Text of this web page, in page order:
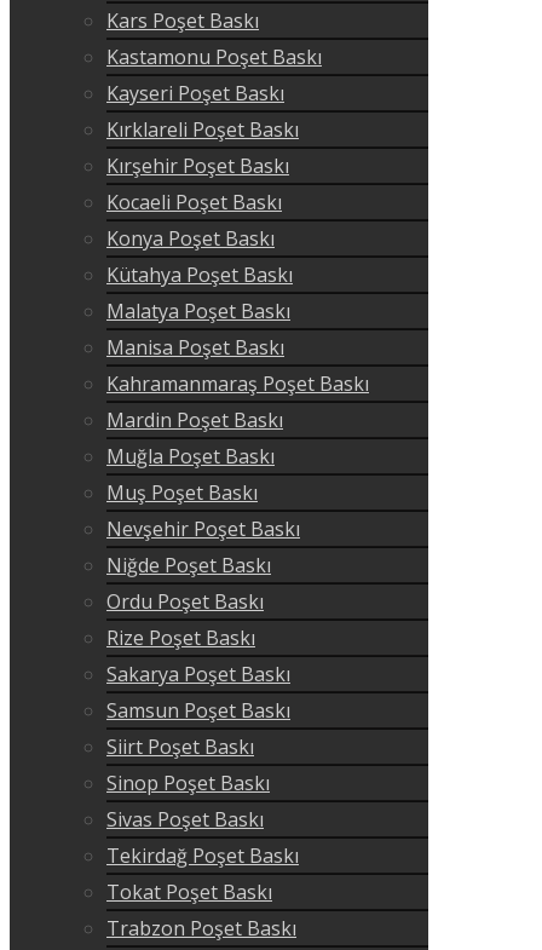
Kars Poşet Baskı
Kastamonu Poşet Baskı
Kayseri Poşet Baskı
Kırklareli Poşet Baskı
Kırşehir Poşet Baskı
Kocaeli Poşet Baskı
Konya Poşet Baskı
Kütahya Poşet Baskı
Malatya Poşet Baskı
Manisa Poşet Baskı
Kahramanmaraş Poşet Baskı
Mardin Poşet Baskı
Muğla Poşet Baskı
Muş Poşet Baskı
Nevşehir Poşet Baskı
Niğde Poşet Baskı
Ordu Poşet Baskı
Rize Poşet Baskı
Sakarya Poşet Baskı
Samsun Poşet Baskı
Siirt Poşet Baskı
Sinop Poşet Baskı
Sivas Poşet Baskı
Tekirdağ Poşet Baskı
Tokat Poşet Baskı
Trabzon Poşet Baskı